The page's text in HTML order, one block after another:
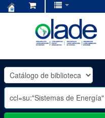
OLADE
-